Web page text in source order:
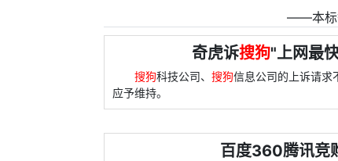
――本标
奇虎诉搜狗"上网最
搜狗科技公司、 搜狗信息公司的上诉请求
应予维持。
百度360腾讯竞